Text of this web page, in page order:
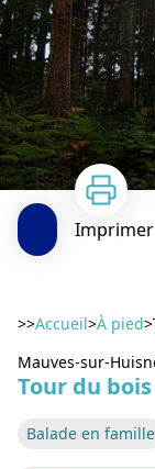
Imprimer
>>Accueil>À pied>
Mauves-sur-
Tour du
Balade en famille